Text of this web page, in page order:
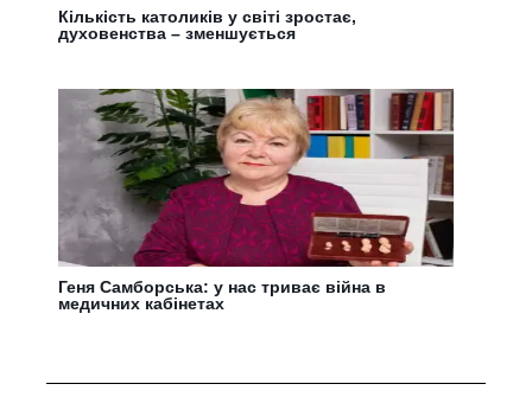
Кількість католиків у світі зростає,
духовенства – зменшується
Геня Самборська: у нас триває війна в
медичних кабінетах